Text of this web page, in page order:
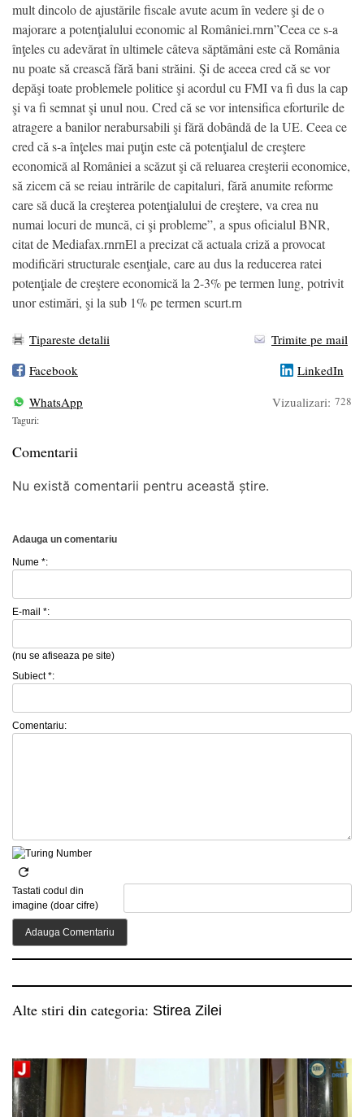
mult dincolo de ajustările fiscale avute acum în vedere şi de o
majorare a potenţialului economic al României.rnrn”Ceea ce s-a
înţeles cu adevărat în ultimele câteva săptămâni este că România
nu poate să crească fără bani străini. Şi de aceea cred că se vor
depăşi toate problemele politice şi acordul cu FMI va fi dus la cap
şi va fi semnat şi unul nou. Cred că se vor intensifica eforturile de
atragere a banilor nerabursabili şi fără dobândă de la UE. Ceea ce
cred că s-a înţeles mai puţin este că potenţialul de creştere
economică al României a scăzut şi că reluarea creşterii economice,
să zicem că se reiau intrările de capitaluri, fără anumite reforme
care să ducă la creşterea potenţialului de creştere, va crea nu
numai locuri de muncă, ci şi probleme”, a spus oficialul BNR,
citat de Mediafax.rnrnEl a precizat că actuala criză a provocat
modificări structurale esenţiale, care au dus la reducerea ratei
potenţiale de creştere economică la 2-3% pe termen lung, potrivit
unor estimări, şi la sub 1% pe termen scurt.rn
Tipareste detalii
Trimite pe mail
Facebook
LinkedIn
WhatsApp
Vizualizari: 728
Taguri:
Comentarii
Nu există comentarii pentru această știre.
Adauga un comentariu
Nume *:
E-mail *:
(nu se afiseaza pe site)
Subiect *:
Comentariu:
Tastati codul din
imagine (doar cifre)
Alte stiri din categoria: Stirea Zilei